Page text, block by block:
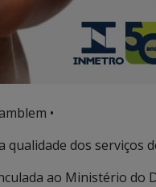
•
dos serviços
ao Ministério do